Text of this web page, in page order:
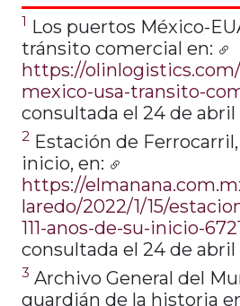
1 Los puertos México-
tránsito comercial en:
https://
mexico-usa-transito-
consultada el 24 de abril
2 Estación de Ferrocarril,
inicio, en:
https://
laredo/2022/1/15/
111-anos-de-su-inicio-
consultada el 24 de abril
3 Archivo General del
guardián de la historia